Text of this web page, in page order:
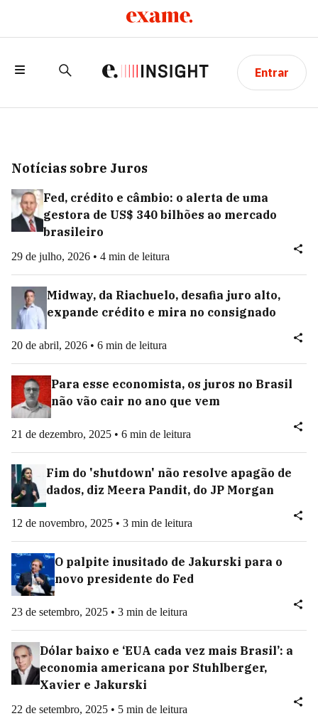
Entrar
Notícias sobre Juros
Fed, crédito e câmbio: o alerta de uma
gestora de US$ 340 bilhões ao mercado
brasileiro
29 de julho, 2026 • 4 min de leitura
Midway, da Riachuelo, desafia juro alto,
expande crédito e mira no consignado
20 de abril, 2026 • 6 min de leitura
Para esse economista, os juros no Brasil
não vão cair no ano que vem
21 de dezembro, 2025 • 6 min de leitura
Fim do 'shutdown' não resolve apagão de
dados, diz Meera Pandit, do JP Morgan
12 de novembro, 2025 • 3 min de leitura
O palpite inusitado de Jakurski para o
novo presidente do Fed
23 de setembro, 2025 • 3 min de leitura
Dólar baixo e ‘EUA cada vez mais Brasil’: a
economia americana por Stuhlberger,
Xavier e Jakurski
22 de setembro, 2025 • 5 min de leitura